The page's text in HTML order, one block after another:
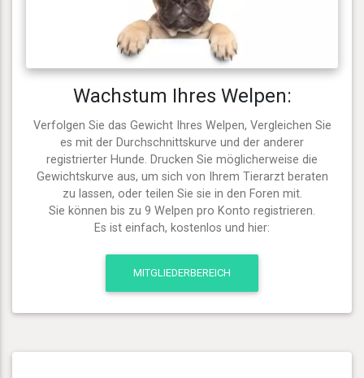
Wachstum Ihres Welpen:
Verfolgen Sie das Gewicht Ihres Welpen, Vergleichen Sie
es mit der Durchschnittskurve und der anderer
registrierter Hunde. Drucken Sie möglicherweise die
Gewichtskurve aus, um sich von Ihrem Tierarzt beraten
zu lassen, oder teilen Sie sie in den Foren mit.
Sie können bis zu 9 Welpen pro Konto registrieren.
Es ist einfach, kostenlos und hier:
MITGLIEDERBEREICH